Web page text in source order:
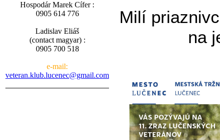
Hospodár Marek Cífer :
0905 614 776
Ladislav Eliáš
(contact magyar) :
0905 700 518
e-mail:
veteran.klub.lucenec@gmail.com
Milí
na